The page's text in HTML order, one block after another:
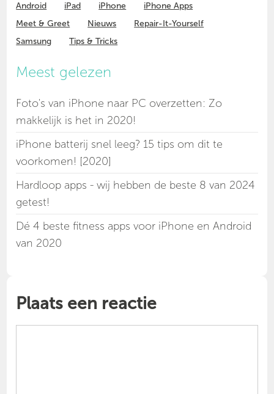
Android iPad iPhone
iPhone Apps
Meet & Greet
Nieuws
Repair-It-Yourself
Samsung
Tips & Tricks
Meest gelezen
Foto's van iPhone naar PC overzetten: Zo
makkelijk is het in 2020!
iPhone batterij snel leeg? 15 tips om dit te
voorkomen! [2020]
Hardloop apps - wij hebben de beste 8 van 2024
getest!
Dé 4 beste fitness apps voor iPhone en Android
van 2020
Plaats een reactie